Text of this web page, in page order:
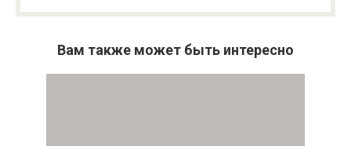
Вам также может быть интересно